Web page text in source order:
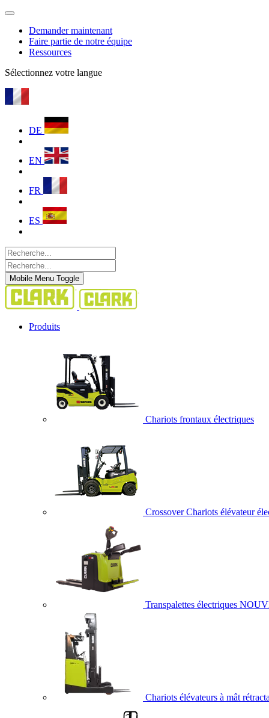
Demander maintenant
Faire partie de notre équipe
Ressources
Sélectionnez votre langue
DE
EN
FR
ES
Mobile Menu Toggle
Produits
Chariots frontaux électriques
Crossover Chariots élévateur
Transpalettes électriques
Chariots élévateurs à mât